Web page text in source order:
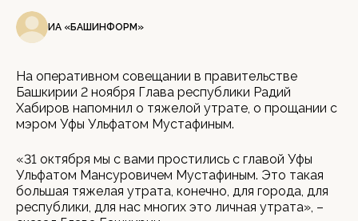
ИА «БАШИНФОРМ»
На оперативном совещании в правительстве
Башкирии 2 ноября Глава республики Радий
Хабиров напомнил о тяжелой утрате, о прощании с
мэром Уфы Ульфатом Мустафиным.
«31 октября мы с вами простились с главой Уфы
Ульфатом Мансуровичем Мустафиным. Это такая
большая тяжелая утрата, конечно, для города, для
республики, для нас многих это личная утрата», –